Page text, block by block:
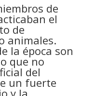
de
el
de
animales.
la época son
que no
del
un fuerte
y la